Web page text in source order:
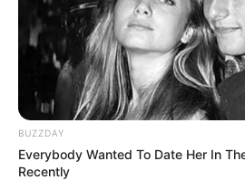
kleinen Stadt: Deutschlands
Trampolinparkanbieter
sein Tore in Moers. Mit einer
m² befindet sich der neue
der Stadt. Wie alle Superfly
die Halle über eine große
Trampolinfläche. Hinzu
Klassikern auch brandneue
BUZZDAY
Everybody Wanted To Date Her In
Recently